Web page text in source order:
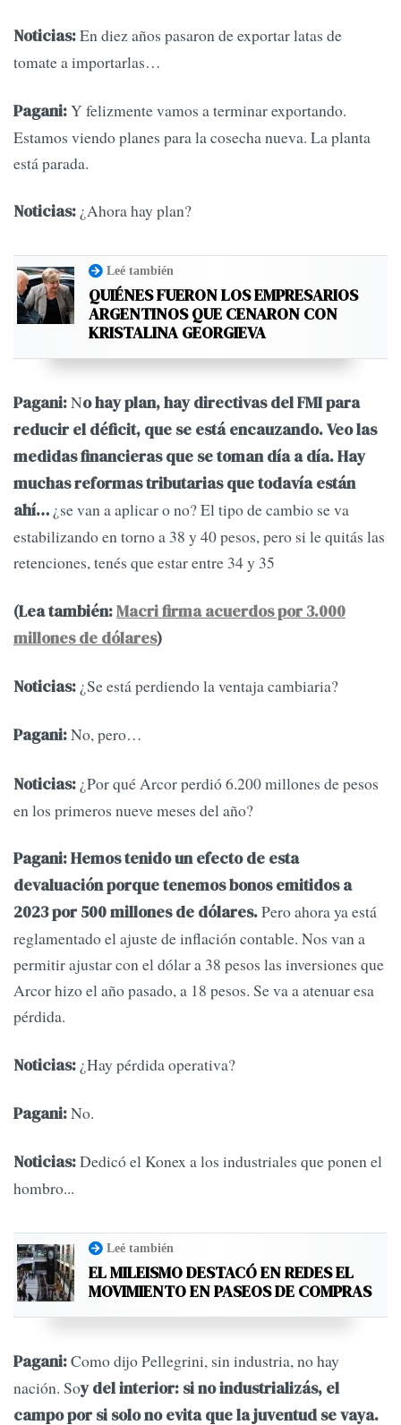
Noticias:En diez años pasaron de exportar latas de
tomate a importarlas…
Pagani:Y felizmente vamos a terminar exportando.
Estamos viendo planes para la cosecha nueva. La planta
está parada.
Noticias: ¿Ahora hay plan?
Leé también
QUIÉNES FUERON LOS EMPRESARIOS
ARGENTINOS QUE CENARON CON
KRISTALINA GEORGIEVA
Pagani:No hay plan, hay directivas del FMI para
reducir el déficit, que se está encauzando. Veo las
medidas financieras que se toman día a día. Hay
muchas reformas tributarias que todavía están
ahí… ¿se van a aplicar o no? El tipo de cambio se va
estabilizando en torno a 38 y 40 pesos, pero si le quitás las
retenciones, tenés que estar entre 34 y 35
(Lea también:Macri firma acuerdos por 3.000
millones de dólares)
Noticias: ¿Se está perdiendo la ventaja cambiaria?
Pagani:No, pero…
Noticias: ¿Por qué Arcor perdió 6.200 millones de pesos
en los primeros nueve meses del año?
Pagani:Hemos tenido un efecto de esta
devaluación porque tenemos bonos emitidos a
2023 por 500 millones de dólares.Pero ahora ya está
reglamentado el ajuste de inflación contable. Nos van a
permitir ajustar con el dólar a 38 pesos las inversiones que
Arcor hizo el año pasado, a 18 pesos. Se va a atenuar esa
pérdida.
Noticias: ¿Hay pérdida operativa?
Pagani:No.
Noticias:Dedicó el Konex a los industriales que ponen el
hombro...
Leé también
EL MILEISMO DESTACÓ EN REDES EL
MOVIMIENTO EN PASEOS DE COMPRAS
Pagani:Como dijo Pellegrini, sin industria, no hay
nación. Soy del interior: si no industrializás, el
campo por si solo no evita que la juventud se vaya.